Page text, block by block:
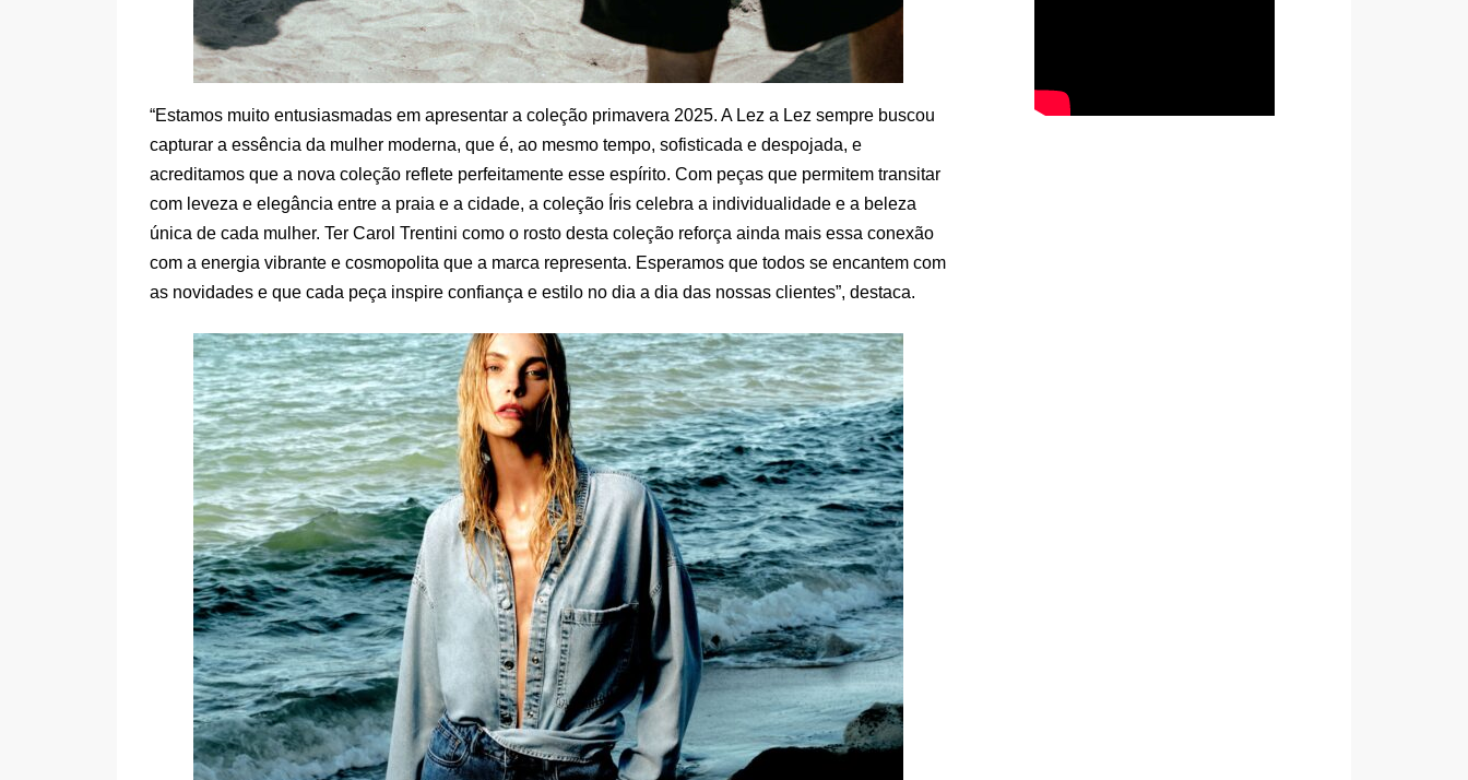
“Estamos muito entusiasmadas em apresentar a coleção primavera 2025. A Lez a Lez sempre buscou
capturar a essência da mulher moderna, que é, ao mesmo tempo, sofisticada e despojada, e
acreditamos que a nova coleção reflete perfeitamente esse espírito. Com peças que permitem transitar
com leveza e elegância entre a praia e a cidade, a coleção Íris celebra a individualidade e a beleza
única de cada mulher. Ter Carol Trentini como o rosto desta coleção reforça ainda mais essa conexão
com a energia vibrante e cosmopolita que a marca representa. Esperamos que todos se encantem com
as novidades e que cada peça inspire confiança e estilo no dia a dia das nossas clientes”, destaca.